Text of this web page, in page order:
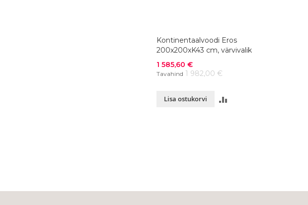
Kontinentaalvoodi Eros
200x200xK43 cm, värvivalik
Soodushind
1 585,60 €
Tavahind 1 982,00 €
Lisa ostukorvi